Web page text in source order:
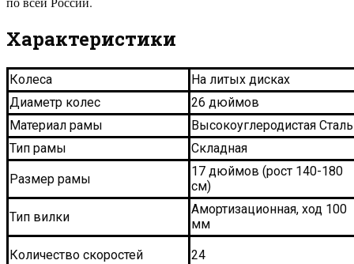
Характеристики
Колеса
На литых дисках
Диаметр колес
26 дюймов
Материал рамы
Высокоуглеродистая Сталь
Тип рамы
Складная
Размер рамы
17 дюймов (рост 140-180
см)
Тип вилки
Амортизационная, ход 100
мм
Количество скоростей 24